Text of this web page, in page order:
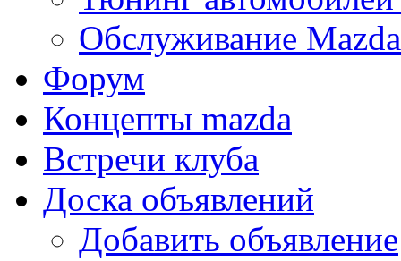
Обслуживание Mazda
Форум
Концепты mazda
Встречи клуба
Доска объявлений
Добавить объявление